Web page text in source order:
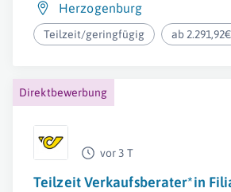
Herzogenburg
Teilzeit/geringfügig ab
Direktbewerbung
vor 3 T
Teilzeit Verkaufsberater*in